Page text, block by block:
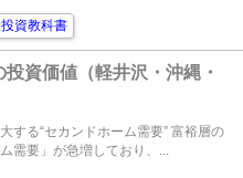
資教科書
資価値（軽井沢・沖縄・
“セカンドホーム需要” 富裕層の
需要」が急増しており、...